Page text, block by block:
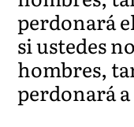
perdonará
si ustedes
hombres,
perdonará a